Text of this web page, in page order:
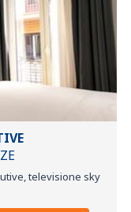
televisione sky